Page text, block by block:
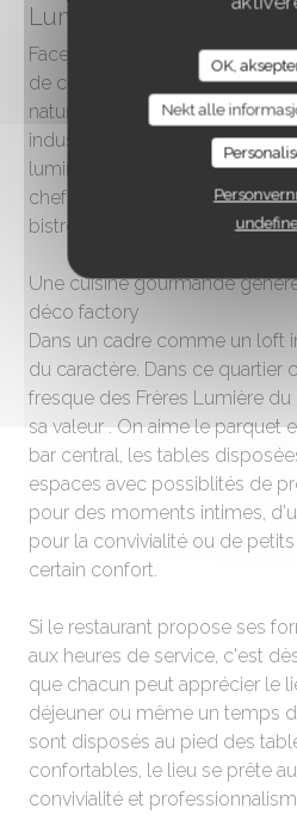
OK,
Nekt alle
Lumière à Lyon
Face au fameux Hangar du
de celui de Frères Lumière, le
naturellement trouvé sa place
industriel, réchauffé par un
luminaires contemporains et
chef Jean-Philippe Gascon
bistronomique de produits
Une cuisine gourmande
déco factory
Dans un cadre comme un loft
du caractère. Dans ce quartier
fresque des Frères Lumière
sa valeur . On aime le parquet
bar central, les tables
espaces avec possiblités de
pour des moments intimes,
pour la convivialité ou de
certain confort.
Si le restaurant propose ses
aux heures de service, c'est
que chacun peut apprécier le
déjeuner ou même un temps
sont disposés au pied des
confortables, le lieu se prête
convivialité et